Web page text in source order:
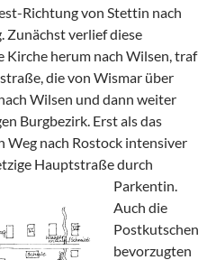
Richtung von Stettin nach
Zunächst verlief diese
Kirche herum nach Wilsen, traf
die von Wismar über
Wilsen und dann weiter
Burgbezirk. Erst als das
Weg nach Rostock intensiver
Hauptstraße durch
Parkentin.
Auch die
Postkutschen
bevorzugten